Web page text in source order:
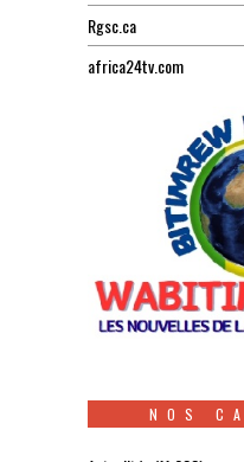
Rgsc.ca
africa24tv.com
NOS